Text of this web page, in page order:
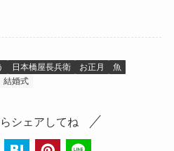
日本橋屋長兵衛 お正月
魚
結婚式
シェアしてね